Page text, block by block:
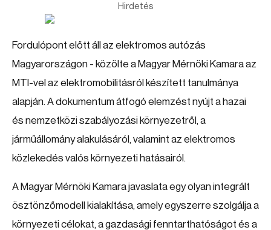
Hirdetés
Fordulópont előtt áll az elektromos autózás
Magyarországon - közölte a Magyar Mérnöki Kamara az
MTI-vel az elektromobilitásról készített tanulmánya
alapján. A dokumentum átfogó elemzést nyújt a hazai
és nemzetközi szabályozási környezetről, a
járműállomány alakulásáról, valamint az elektromos
közlekedés valós környezeti hatásairól.
A Magyar Mérnöki Kamara javaslata egy olyan integrált
ösztönzőmodell kialakítása, amely egyszerre szolgálja a
környezeti célokat, a gazdasági fenntarthatóságot és a